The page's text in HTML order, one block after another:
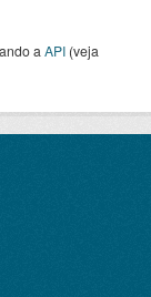
a API (veja